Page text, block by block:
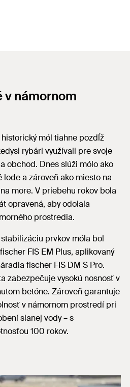
v námornom
mól tiahne pozdĺž
rybári využívali pre svoje
obchod. Dnes slúži mólo ako
a zároveň ako miesto na
more. V priebehu rokov bola
opravená, aby odolala
prostredia.
prvkov móla bol
FIS EM Plus, aplikovaný
fischer FIS DM S Pro.
zabezpečuje vysokú nosnosť v
betóne. Zároveň garantuje
v námornom prostredí pri
slanej vody – s
100 rokov.